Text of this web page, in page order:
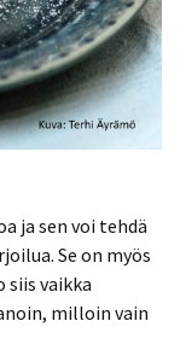
ja sen voi tehdä
Se on myös
vaikka
milloin vain